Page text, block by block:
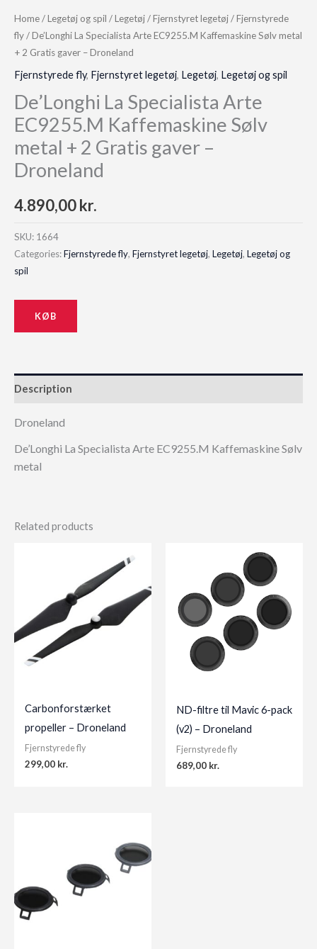
Home/Legetøj og spil /Legetøj/Fjernstyret legetøj/Fjernstyrede
fly/ De’Longhi La Specialista Arte EC9255.M Kaffemaskine Sølv metal
+ 2 Gratis gaver – Droneland
Fjernstyrede fly, Fjernstyret legetøj, Legetøj, Legetøj og spil
De’Longhi La Specialista Arte
EC9255.M Kaffemaskine Sølv
metal + 2 Gratis gaver –
Droneland
4.890,00kr.
SKU: 1664
Categories:Fjernstyrede fly, Fjernstyret legetøj, Legetøj, Legetøj og
spil
KØB
Description
Droneland
De’Longhi La Specialista Arte EC9255.M Kaffemaskine Sølv
metal
Related products
Carbonforstærket
propeller – Droneland
Fjernstyrede fly
299,00 kr.
ND-filtre til Mavic 6-pack
(v2) – Droneland
Fjernstyrede fly
689,00 kr.